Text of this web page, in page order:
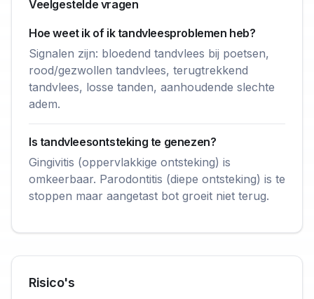
Veelgestelde vragen
Hoe weet ik of ik tandvleesproblemen heb?
Signalen zijn: bloedend tandvlees bij poetsen,
rood/gezwollen tandvlees, terugtrekkend
tandvlees, losse tanden, aanhoudende slechte
adem.
Is tandvleesontsteking te genezen?
Gingivitis (oppervlakkige ontsteking) is
omkeerbaar. Parodontitis (diepe ontsteking) is te
stoppen maar aangetast bot groeit niet terug.
Risico's